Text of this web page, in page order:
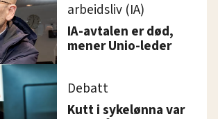
arbeidsliv (IA)
IA-avtalen er død,
mener Unio-leder
Debatt
Kutt i sykelønna var